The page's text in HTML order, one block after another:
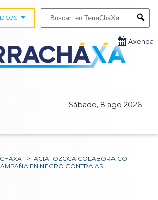
Sábado, 8 ago 2026
Axenda
> ACIAFOZCCA COLABORA CO
EN NEGRO CONTRA AS